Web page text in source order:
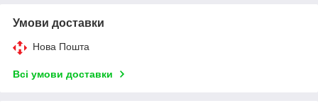
Умови доставки
Нова Пошта
Всі умови доставки